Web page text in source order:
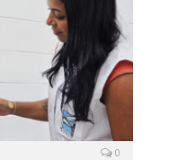
0